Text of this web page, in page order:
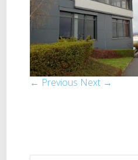
← Previous Next →